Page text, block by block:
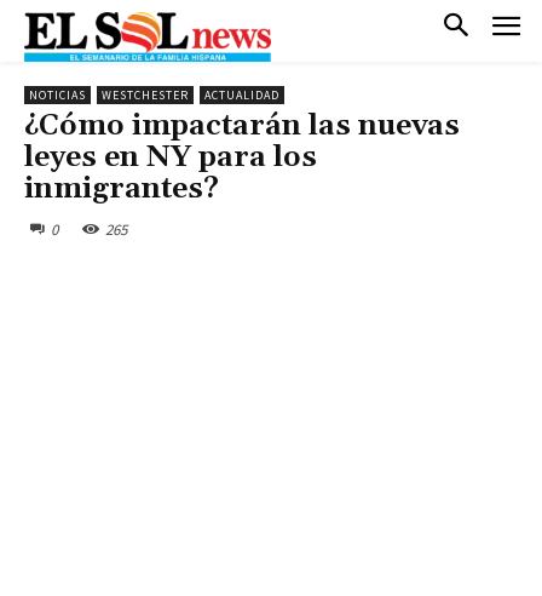
NOTICIAS WESTCHESTER ACTUALIDAD
¿Cómo impactarán las nuevas
leyes en NY para los
inmigrantes?
0 265